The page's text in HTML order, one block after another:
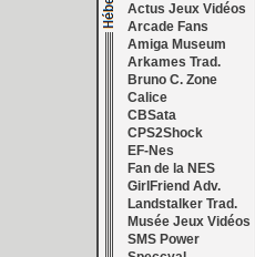
Actus Jeux Vidéos
Arcade Fans
Amiga Museum
Arkames Trad.
Bruno C. Zone
Calice
CBSata
CPS2Shock
EF-Nes
Fan de la NES
GirlFriend Adv.
Landstalker Trad.
Musée Jeux Vidéos
SMS Power